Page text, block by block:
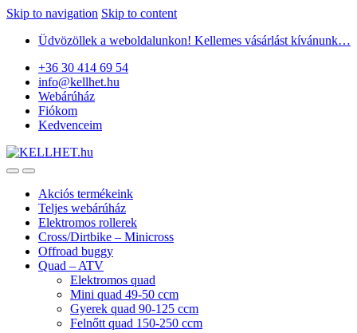
Skip to navigation Skip to content
Üdvözöllek a weboldalunkon! Kellemes vásárlást kívánunk…
+36 30 414 69 54
info@kellhet.hu
Webárúház
Fiókom
Kedvenceim
Akciós termékeink
Teljes webárúház
Elektromos rollerek
Cross/Dirtbike – Minicross
Offroad buggy
Quad – ATV
Elektromos quad
Mini quad 49-50 ccm
Gyerek quad 90-125 ccm
Felnőtt quad 150-250 ccm